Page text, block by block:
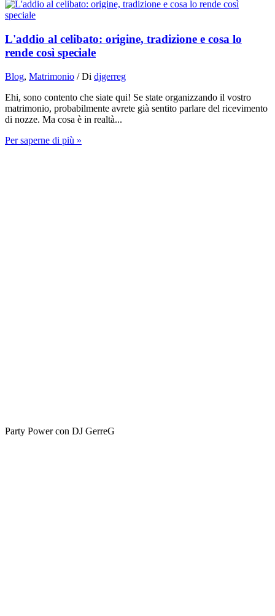
L'addio al celibato: origine, tradizione e cosa lo
rende così speciale
Blog, Matrimonio / Di djgerreg
Ehi, sono contento che siate qui! Se state organizzando il vostro
matrimonio, probabilmente avrete già sentito parlare del ricevimento
di nozze. Ma cosa è in realtà...
Per saperne di più »
Party Power con DJ GerreG